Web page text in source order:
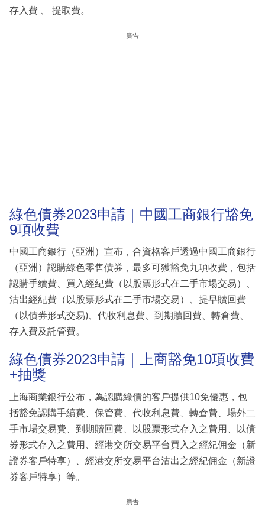
存入費 、 提取費。
廣告
綠色債券2023申請｜中國工商銀行豁免
9項收費
中國工商銀行（亞洲）宣布，合資格客戶透過中國工商銀行
（亞洲）認購綠色零售債券，最多可獲豁免九項收費，包括
認購手續費、買入經紀費（以股票形式在二手市場交易）、
沽出經紀費（以股票形式在二手市場交易）、提早贖回費
（以債券形式交易)、代收利息費、到期贖回費、轉倉費、
存入費及託管費。
綠色債券2023申請｜上商豁免10項收費
+抽獎
上海商業銀行公布，為認購綠債的客戶提供10免優惠，包
括豁免認購手續費、保管費、代收利息費、轉倉費、場外二
手市場交易費、到期贖回費、以股票形式存入之費用、以債
券形式存入之費用、經港交所交易平台買入之經紀佣金（新
證券客戶特享）、經港交所交易平台沽出之經紀佣金（新證
券客戶特享）等。
廣告